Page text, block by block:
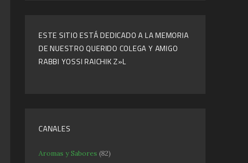
ESTE SITIO ESTÁ DEDICADO A LA MEMORIA
DE NUESTRO QUERIDO COLEGA Y AMIGO
RABBI YOSSI RAICHIK Z»L
CANALES
Aromas y Sabores (82)